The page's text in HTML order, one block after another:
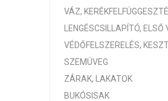
VÁZ,
LENGÉSCSILLAPÍTÓ, ELSŐ
VÉDŐFELSZERELÉS,
SZEMÜVEG
ZÁRAK, LAKATOK
BUKÓSISAK